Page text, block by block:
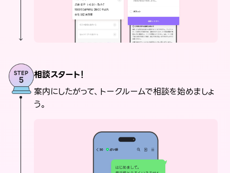
相談スタート！
案内にしたがって、トークルームで相談を始めましょ
う。